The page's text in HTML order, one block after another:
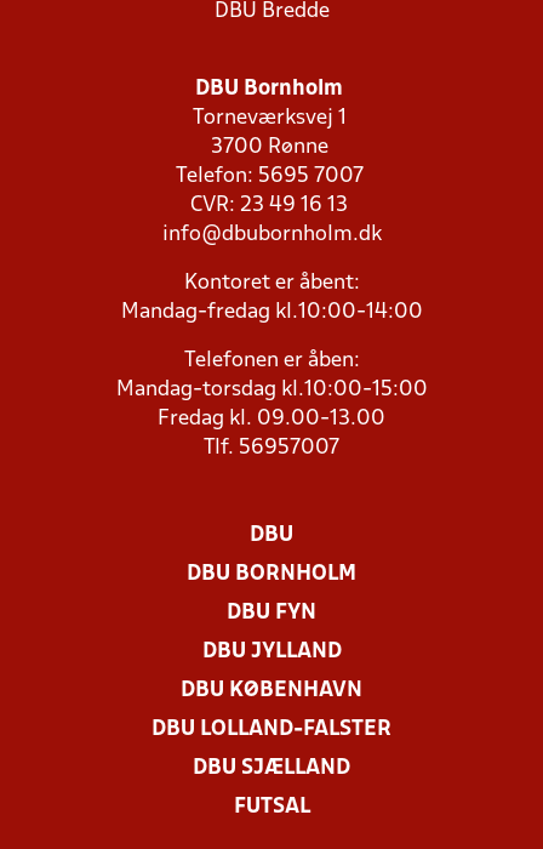
DBU Bredde
DBU Bornholm
Torneværksvej 1
3700 Rønne
Telefon: 5695 7007
CVR: 23 49 16 13
info@dbubornholm.dk
Kontoret er åbent:
Mandag-fredag kl.10:00-14:00
Telefonen er åben:
Mandag-torsdag kl.10:00-15:00
Fredag kl. 09.00-13.00
Tlf. 56957007
DBU
DBU BORNHOLM
DBU FYN
DBU JYLLAND
DBU KØBENHAVN
DBU LOLLAND-FALSTER
DBU SJÆLLAND
FUTSAL